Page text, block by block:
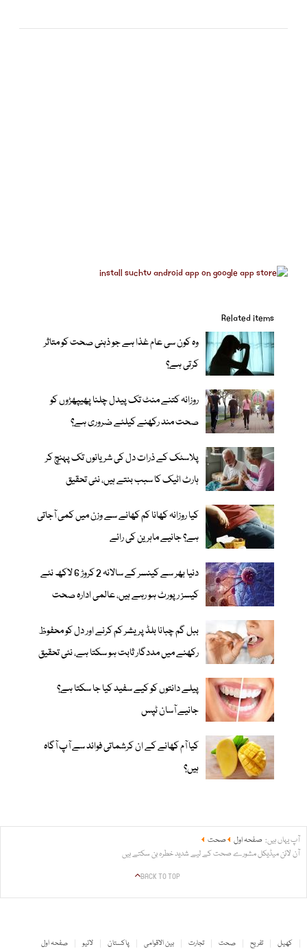
Related items
وہ کون سی عام غذا ہے جو ذہنی صحت کو متاثر
کرتی ہے؟
روزانہ کتنے منٹ تک پیدل چلنا پھیپھڑوں کو
صحت مند رکھنے کیلئے ضروری ہے؟
پلاسٹک کے ذرات دل کی شریانوں تک پہنچ کر
ہارٹ اٹیک کا سبب بنتے ہیں، نئی تحقیق
کیا روزانہ کھانا کم کھانے سے وزن میں کمی آجاتی
ہے؟ جانیے ماہرین کی رائے
دنیا بھر سے کینسر کے سالانہ 2 کروڑ 6 لاکھ نئے
کیسز رپورٹ ہو رہے ہیں، عالمی ادارہ صحت
ببل گم چبانا بلڈ پریشر کم کرنے اور دل کو محفوظ
رکھنے میں مددگار ثابت ہو سکتا ہے، نئی تحقیق
پیلے دانتوں کو کیے سفید کیا جا سکتا ہے؟
جانیے آسان ٹپس
کیا آم کھانے کے ان کرشماتی فوائد سے آپ آگاہ
ہیں؟
آپ یہاں ہیں: صفحہ اول
صحت
آن لائن میڈیکل مشورے صحت کے لیے شدید خطرہ بن سکتے ہیں
BACK TO TOP
صفحہ اول لائیو پاکستان بین الاقوامی تجارت صحت تفریح کھیل